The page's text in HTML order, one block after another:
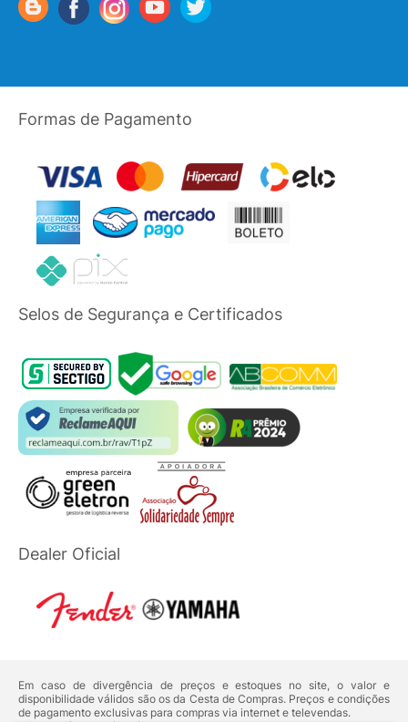
Formas de Pagamento
Selos de Segurança e Certificados
Dealer Oficial
Em caso de divergência de preços e estoques no site, o valor e
disponibilidade válidos são os da Cesta de Compras. Preços e condições
de pagamento exclusivas para compras via internet e televendas.